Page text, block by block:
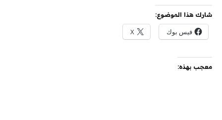
شارك هذا الموضوع:
فيس بوك X
معجب بهذه: